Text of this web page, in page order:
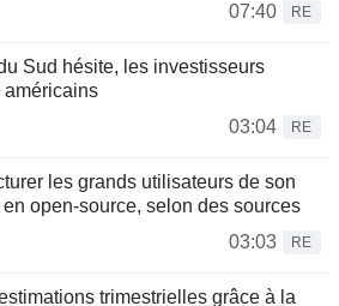
07:40
RE
Sud hésite, les investisseurs
américains
03:04
RE
les grands utilisateurs de son
open-source, selon des sources
03:03
RE
trimestrielles grâce à la